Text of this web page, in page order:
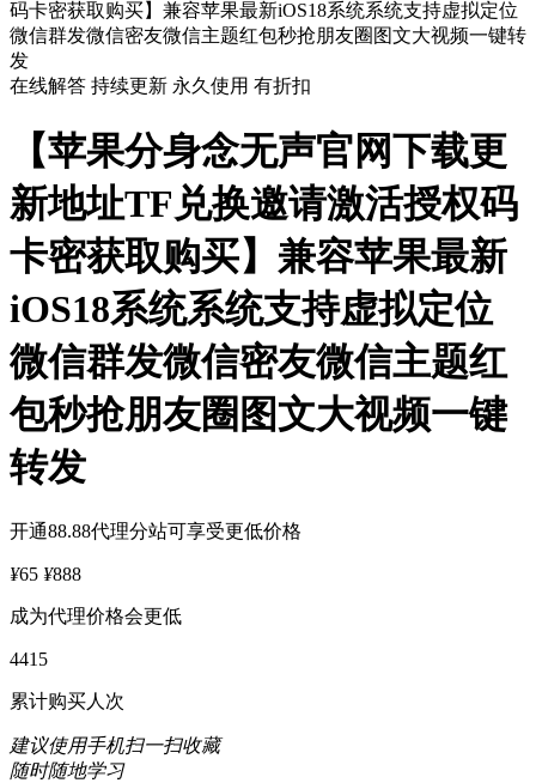
在线解答 持续更新 永久使用 有折扣
【苹果分身念无声官网下载更
新地址TF兑换邀请激活授权码
卡密获取购买】兼容苹果最新
iOS18系统系统支持虚拟定位
微信群发微信密友微信主题红
包秒抢朋友圈图文大视频一键
转发
开通88.88代理分站可享受更低价格
¥65 ¥888
成为代理价格会更低
4415
累计购买人次
建议使用手机扫一扫收藏
随时随地学习